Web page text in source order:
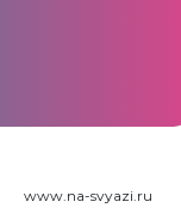
www.na-svyazi.ru